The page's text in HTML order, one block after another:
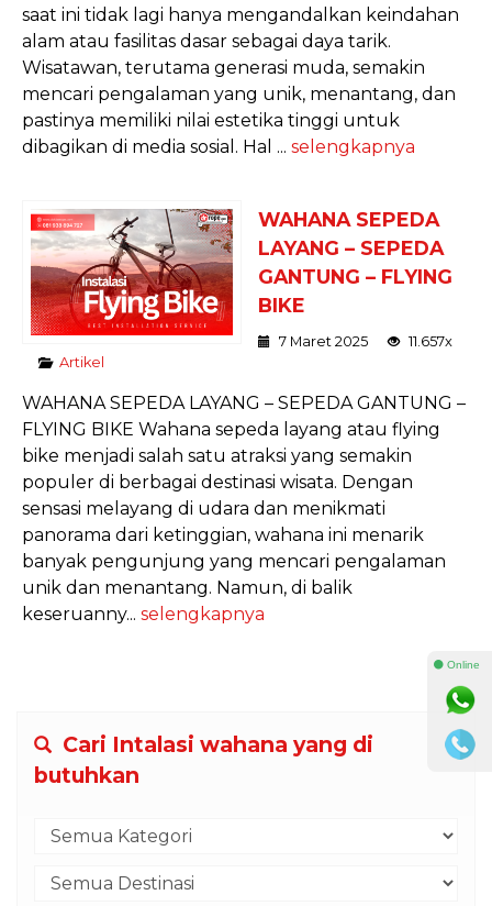
saat ini tidak lagi hanya mengandalkan keindahan
alam atau fasilitas dasar sebagai daya tarik.
Wisatawan, terutama generasi muda, semakin
mencari pengalaman yang unik, menantang, dan
pastinya memiliki nilai estetika tinggi untuk
dibagikan di media sosial. Hal ... selengkapnya
WAHANA SEPEDA
LAYANG – SEPEDA
GANTUNG – FLYING
BIKE
7 Maret 2025
11.657x
Artikel
WAHANA SEPEDA LAYANG – SEPEDA GANTUNG –
FLYING BIKE Wahana sepeda layang atau flying
bike menjadi salah satu atraksi yang semakin
populer di berbagai destinasi wisata. Dengan
sensasi melayang di udara dan menikmati
panorama dari ketinggian, wahana ini menarik
banyak pengunjung yang mencari pengalaman
unik dan menantang. Namun, di balik
keseruanny... selengkapnya
Cari Intalasi wahana yang di
butuhkan
⚫ Online